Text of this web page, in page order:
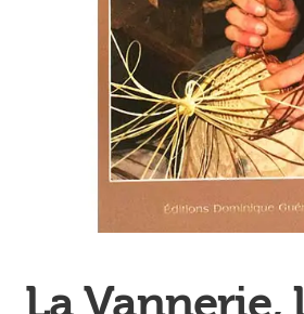
Jeux & DVD